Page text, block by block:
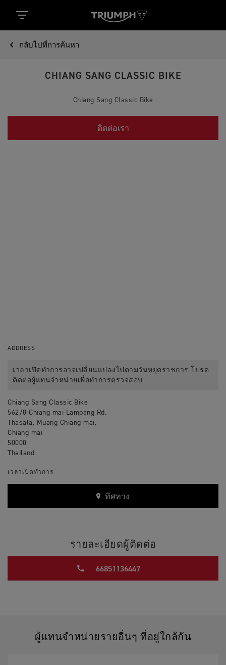
กลับไปที่การค้นหา
CHIANG SANG CLASSIC BIKE
Chiang Sang Classic Bike
ติดต่อเรา
ADDRESS
เวลาเปิดทำการอาจเปลี่ยนแปลงไปตามวันหยุดราชการ โปรด
ติดต่อผู้แทนจำหน่ายเพื่อทำการตรวจสอบ
Chiang Sang Classic Bike
562/8 Chiang mai-Lampang Rd.
Thasala, Muang Chiang mai,
Chiang mai
50000
Thailand
เวลาเปิดทำการ
ทิศทาง
รายละเอียดผู้ติดต่อ
66851136447
ผู้แทนจำหน่ายรายอื่นๆ ที่อยู่ใกล้กัน